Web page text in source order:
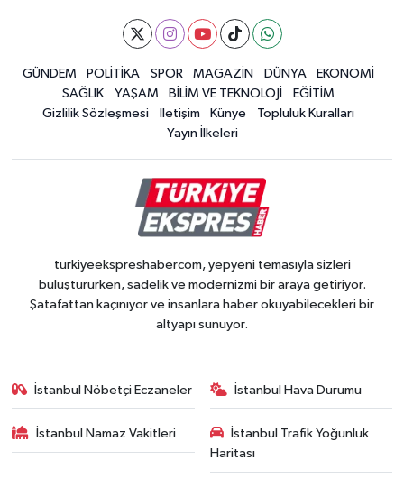
GÜNDEM POLİTİKA SPOR MAGAZİN DÜNYA
EKONOMİ
SAĞLIK
YAŞAM BİLİM VE TEKNOLOJİ
EĞİTİM
Gizlilik Sözleşmesi
İletişim Künye
Topluluk Kuralları
Yayın İlkeleri
turkiyeekspreshabercom, yepyeni temasıyla sizleri
buluştururken, sadelik ve modernizmi bir araya getiriyor.
Şatafattan kaçınıyor ve insanlara haber okuyabilecekleri bir
altyapı sunuyor.
İstanbul Nöbetçi Eczaneler İstanbul Hava Durumu
İstanbul Namaz Vakitleri
İstanbul Trafik Yoğunluk
Haritası